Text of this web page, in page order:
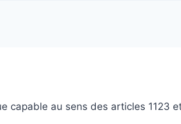
capable au sens des articles 1123